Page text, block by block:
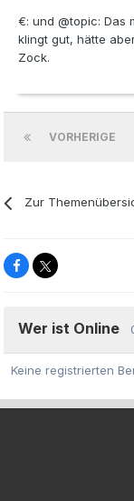
€: und @topic: Das
klingt gut, hätte
Zock.
VORHERIGE
Zur
Wer ist Online
Keine registrierten